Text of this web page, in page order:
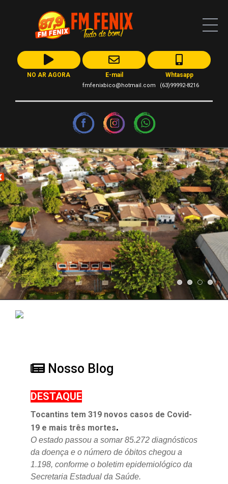
NO AR AGORA E-mail
fmfenixbico@hotmail.com
Whtasapp
(63)99992-8216
Nosso Blog
DESTAQUE
Tocantins tem 319 novos casos de Covid-
19 e mais três mortes.
O estado passou a somar 85.272 diagnósticos
da doença e o número de óbitos chegou a
1.198, conforme o boletim epidemiológico da
Secretaria Estadual da Saúde.